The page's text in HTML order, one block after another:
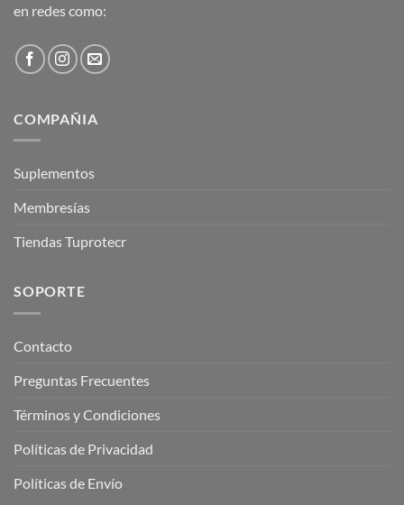
en redes como:
COMPAÑIA
Suplementos
Membresías
Tiendas Tuprotecr
SOPORTE
Contacto
Preguntas Frecuentes
Términos y Condiciones
Políticas de Privacidad
Políticas de Envío